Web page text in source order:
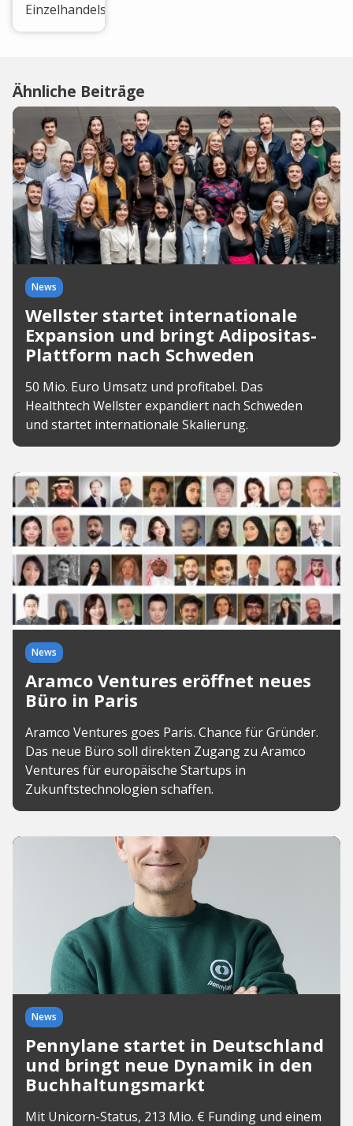
Einzelhandelspreisen.
Ähnliche Beiträge
News
Wellster startet internationale
Expansion und bringt Adipositas-
Plattform nach Schweden
50 Mio. Euro Umsatz und profitabel. Das
Healthtech Wellster expandiert nach Schweden
und startet internationale Skalierung.
News
Aramco Ventures eröffnet neues
Büro in Paris
Aramco Ventures goes Paris. Chance für Gründer.
Das neue Büro soll direkten Zugang zu Aramco
Ventures für europäische Startups in
Zukunftstechnologien schaffen.
News
Pennylane startet in Deutschland
und bringt neue Dynamik in den
Buchhaltungsmarkt
Mit Unicorn-Status, 213 Mio. € Funding und einem